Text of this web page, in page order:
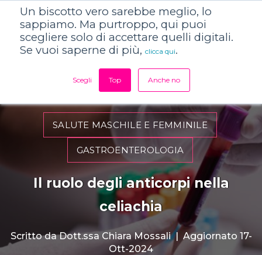
Un biscotto vero sarebbe meglio, lo
sappiamo. Ma purtroppo, qui puoi
scegliere solo di accettare quelli digitali.
Se vuoi saperne di più, clicca qui.
Scegli Top Anche no
SALUTE MASCHILE E FEMMINILE
GASTROENTEROLOGIA
Il ruolo degli anticorpi nella
celiachia
Scritto da Dott.ssa Chiara Mossali| Aggiornato 17-
Ott-2024